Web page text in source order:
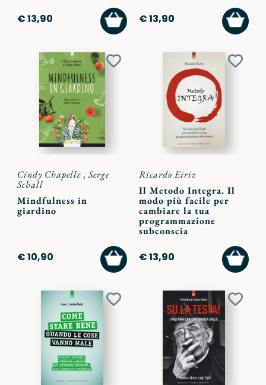
€ 13,90
AGGIUNGI
AL
CARRELLO
€ 13,90
AL
Aggiungi
Cindy Chapelle,Serge
Schall
Mindfulness in
giardino
€ 10,90
AGGIUNGI
AL
CARRELLO
Ricardo Eiriz
Il Metodo Integra. Il
modo più facile per
cambiare la tua
programmazione
subconscia
€ 13,90
AL
Aggiungi